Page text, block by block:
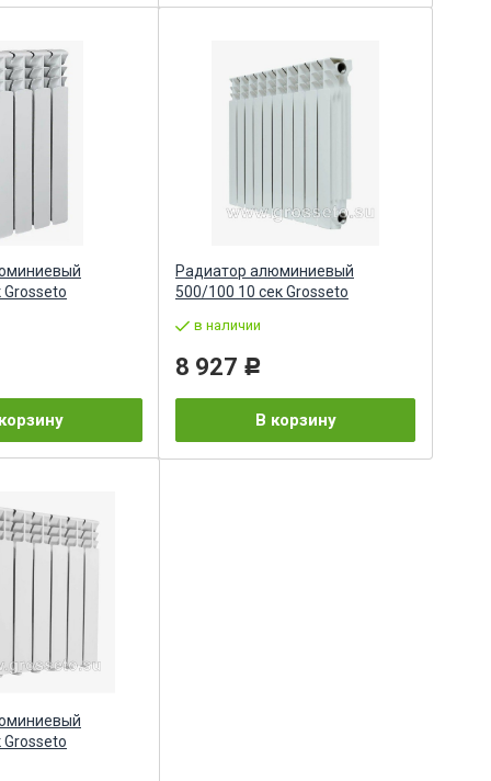
Grosseto
Радиатор алюминиевый
500/100 10 сек Grosseto
в наличии
8 927 Р
В корзину
Grosseto